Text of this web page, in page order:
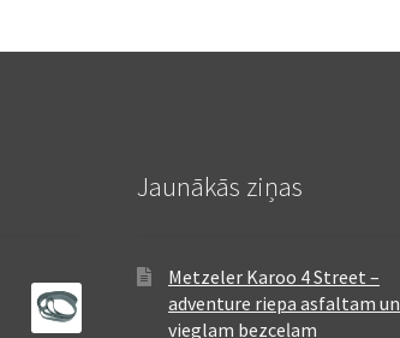
Jaunākās ziņas
Metzeler Karoo 4 Street –
adventure riepa asfaltam un
vieglam bezceļam